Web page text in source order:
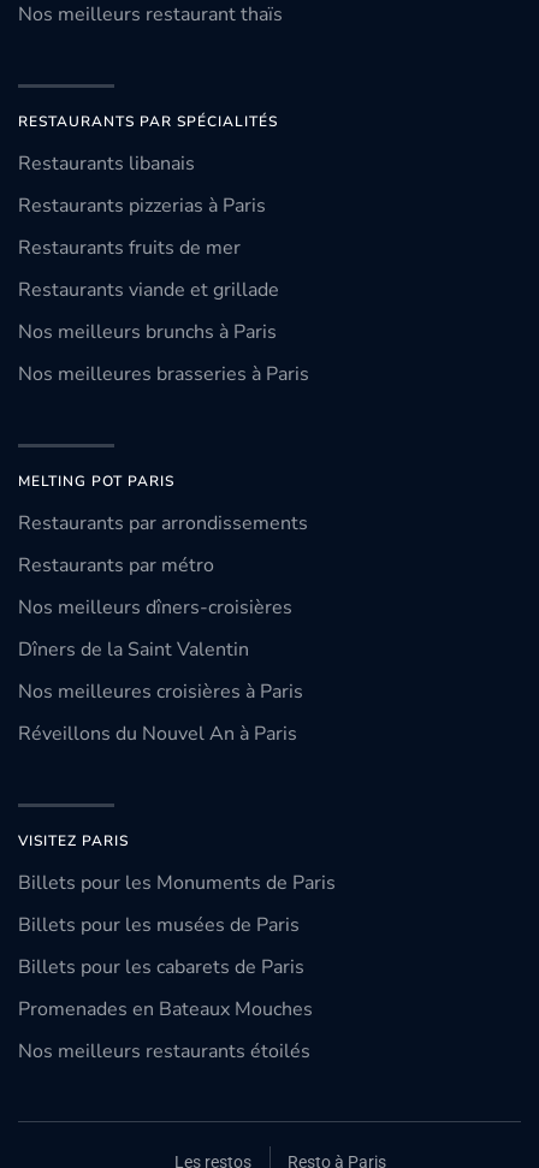
Nos meilleurs restaurant thaïs
RESTAURANTS PAR SPÉCIALITÉS
Restaurants libanais
Restaurants pizzerias à Paris
Restaurants fruits de mer
Restaurants viande et grillade
Nos meilleurs brunchs à Paris
Nos meilleures brasseries à Paris
MELTING POT PARIS
Restaurants par arrondissements
Restaurants par métro
Nos meilleurs dîners-croisières
Dîners de la Saint Valentin
Nos meilleures croisières à Paris
Réveillons du Nouvel An à Paris
VISITEZ PARIS
Billets pour les Monuments de Paris
Billets pour les musées de Paris
Billets pour les cabarets de Paris
Promenades en Bateaux Mouches
Nos meilleurs restaurants étoilés
Les restos Resto à Paris